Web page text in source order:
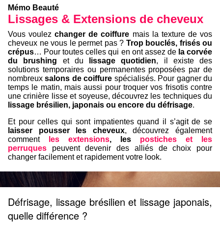
Mémo Beauté
Lissages & Extensions de cheveux
Vous voulezchanger de coiffure mais la texture de vos
cheveux ne vous le permet pas ? Trop bouclés, frisés ou
crépus… Pour toutes celles qui en ont assez de la corvée
du brushing et du lissage quotidien, il existe des
solutions temporaires ou permanentes proposées par de
nombreuxsalons de coiffure spécialisés. Pour gagner du
temps le matin, mais aussi pour troquer vos frisotis contre
une crinière lisse et soyeuse, découvrez les techniques du
lissage brésilien, japonais ou encore du défrisage.
Et pour celles qui sont impatientes quand il s’agit de se
laisser pousser les cheveux, découvrez également
comment
les extensions, les postiches et les
perruques peuvent devenir des alliés de choix pour
changer facilement et rapidement votre look.
Défrisage, lissage brésilien et lissage japonais,
quelle différence ?